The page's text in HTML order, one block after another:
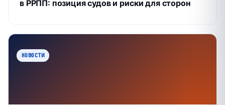
в РРПП: позиция судов и риски для сторон
НОВОСТИ